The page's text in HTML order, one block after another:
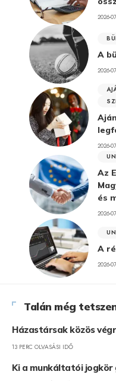
2026-
A
2026-
2026-
Az
és
2026-
A
2026-
Talán még
Házastársak közös
13 PERC OLVASÁSI IDŐ
Ki a munkáltatói jogkör